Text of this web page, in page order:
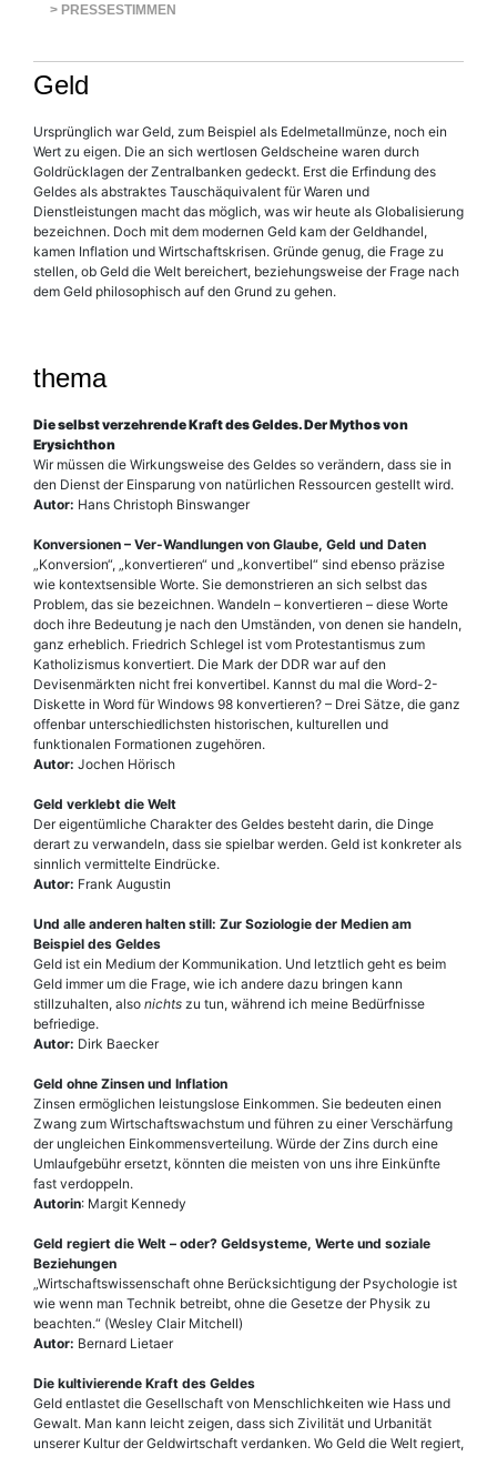
> PRESSESTIMMEN
Geld
Ursprünglich war Geld, zum Beispiel als Edelmetallmünze, noch ein
Wert zu eigen. Die an sich wertlosen Geldscheine waren durch
Goldrücklagen der Zentralbanken gedeckt. Erst die Erfindung des
Geldes als abstraktes Tauschäquivalent für Waren und
Dienstleistungen macht das möglich, was wir heute als Globalisierung
bezeichnen. Doch mit dem modernen Geld kam der Geldhandel,
kamen Inflation und Wirtschaftskrisen. Gründe genug, die Frage zu
stellen, ob Geld die Welt bereichert, beziehungsweise der Frage nach
dem Geld philosophisch auf den Grund zu gehen.
thema
Die selbst verzehrende Kraft des Geldes. Der Mythos von
Erysichthon
Wir müssen die Wirkungsweise des Geldes so verändern, dass sie in
den Dienst der Einsparung von natürlichen Ressourcen gestellt wird.
Autor: Hans Christoph Binswanger
Konversionen – Ver-Wandlungen von Glaube, Geld und Daten
„Konversion“, „konvertieren“ und „konvertibel“ sind ebenso präzise
wie kontextsensible Worte. Sie demonstrieren an sich selbst das
Problem, das sie bezeichnen. Wandeln – konvertieren – diese Worte
doch ihre Bedeutung je nach den Umständen, von denen sie handeln,
ganz erheblich. Friedrich Schlegel ist vom Protestantismus zum
Katholizismus konvertiert. Die Mark der DDR war auf den
Devisenmärkten nicht frei konvertibel. Kannst du mal die Word-2-
Diskette in Word für Windows 98 konvertieren? – Drei Sätze, die ganz
offenbar unterschiedlichsten historischen, kulturellen und
funktionalen Formationen zugehören.
Autor: Jochen Hörisch
Geld verklebt die Welt
Der eigentümliche Charakter des Geldes besteht darin, die Dinge
derart zu verwandeln, dass sie spielbar werden. Geld ist konkreter als
sinnlich vermittelte Eindrücke.
Autor: Frank Augustin
Und alle anderen halten still: Zur Soziologie der Medien am
Beispiel des Geldes
Geld ist ein Medium der Kommunikation. Und letztlich geht es beim
Geld immer um die Frage, wie ich andere dazu bringen kann
stillzuhalten, also nichts zu tun, während ich meine Bedürfnisse
befriedige.
Autor: Dirk Baecker
Geld ohne Zinsen und Inflation
Zinsen ermöglichen leistungslose Einkommen. Sie bedeuten einen
Zwang zum Wirtschaftswachstum und führen zu einer Verschärfung
der ungleichen Einkommensverteilung. Würde der Zins durch eine
Umlaufgebühr ersetzt, könnten die meisten von uns ihre Einkünfte
fast verdoppeln.
Autorin: Margit Kennedy
Geld regiert die Welt – oder? Geldsysteme, Werte und soziale
Beziehungen
„Wirtschaftswissenschaft ohne Berück­sichtigung der Psychologie ist
wie wenn man Technik betreibt, ohne die Gesetze der Physik zu
beachten.“ (Wesley Clair Mitchell)
Autor: Bernard Lietaer
Die kultivierende Kraft des Geldes
Geld entlastet die Gesellschaft von Menschlichkeiten wie Hass und
Gewalt. Man kann leicht zeigen, dass sich Zivilität und Urbanität
unserer Kultur der Geldwirtschaft verdanken. Wo Geld die Welt regiert,